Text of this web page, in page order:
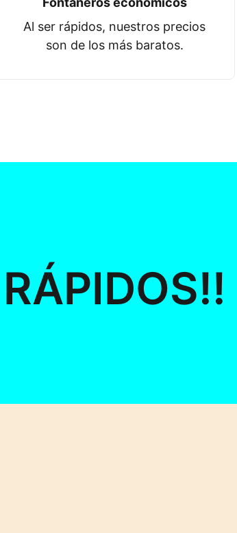
Al ser rápidos, nuestros precios
son de los más baratos.
RÁPIDOS!!